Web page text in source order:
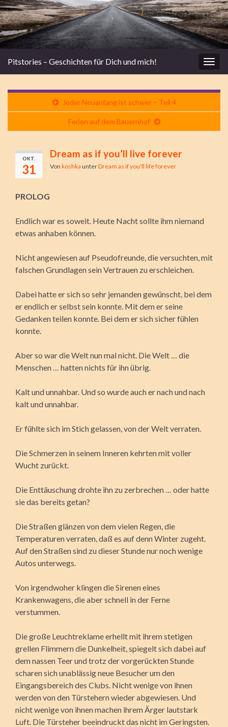
Pitstories – Geschichten für Dich und mich!
Jeder Neuanfang ist schwer – Teil 4
Ferien auf dem Bauernhof
OKT.
31
Dream as if you’ll live forever
Von koshka unterDream as if you'll life forever
PROLOG
Endlich war es soweit. Heute Nacht sollte ihm niemand
etwas anhaben können.
Nicht angewiesen auf Pseudofreunde, die versuchten, mit
falschen Grundlagen sein Vertrauen zu erschleichen.
Dabei hatte er sich so sehr jemanden gewünscht, bei dem
er endlich er selbst sein konnte. Mit dem er seine
Gedanken teilen konnte. Bei dem er sich sicher fühlen
konnte.
Aber so war die Welt nun mal nicht. Die Welt … die
Menschen … hatten nichts für ihn übrig.
Kalt und unnahbar. Und so wurde auch er nach und nach
kalt und unnahbar.
Er fühlte sich im Stich gelassen, von der Welt verraten.
Die Schmerzen in seinem Inneren kehrten mit voller
Wucht zurückt.
Die Enttäuschung drohte ihn zu zerbrechen … oder hatte
sie das bereits getan?
Die Straßen glänzen von dem vielen Regen, die
Temperaturen verraten, daß es auf denn Winter zugeht.
Auf den Straßen sind zu dieser Stunde nur noch wenige
Autos unterwegs.
Von irgendwoher klingen die Sirenen eines
Krankenwagens, die aber schnell in der Ferne
verstummen.
Die große Leuchtreklame erhellt mit ihrem stetigen
grellen Flimmern die Dunkelheit, spiegelt sich dabei auf
dem nassen Teer und trotz der vorgerückten Stunde
scharen sich unablässig neue Besucher um den
Eingangsbereich des Clubs. Nicht wenige von ihnen
werden von den Türstehern wieder abgewiesen. Und
nicht wenige von ihnen machen ihrem Ärger lautstark
Luft. Die Türsteher beeindruckt das nicht im Geringsten.